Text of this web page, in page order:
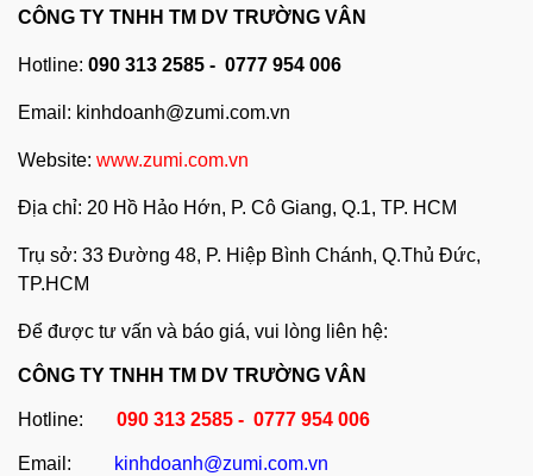
CÔNG TY TNHH TM DV TRƯỜNG VÂN
Hotline: 090 313 2585 - 0777 954 006
Email: kinhdoanh@zumi.com.vn
Website: www.zumi.com.vn
Địa chỉ: 20 Hồ Hảo Hớn, P. Cô Giang, Q.1, TP. HCM
Trụ sở: 33 Đường 48, P. Hiệp Bình Chánh, Q.Thủ Đức,
TP.HCM
Để được tư vấn và báo giá, vui lòng liên hệ:
CÔNG TY TNHH TM DV TRƯỜNG VÂN
Hotline: 090 313 2585 - 0777 954 006
Email: kinhdoanh@zumi.com.vn